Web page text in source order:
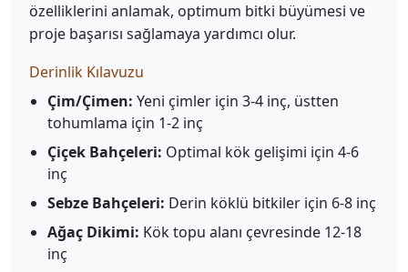
özelliklerini anlamak, optimum bitki büyümesi ve
proje başarısı sağlamaya yardımcı olur.
Derinlik Kılavuzu
Çim/Çimen: Yeni çimler için 3-4 inç, üstten
tohumlama için 1-2 inç
Çiçek Bahçeleri: Optimal kök gelişimi için 4-6
inç
Sebze Bahçeleri: Derin köklü bitkiler için 6-8 inç
Ağaç Dikimi: Kök topu alanı çevresinde 12-18
inç